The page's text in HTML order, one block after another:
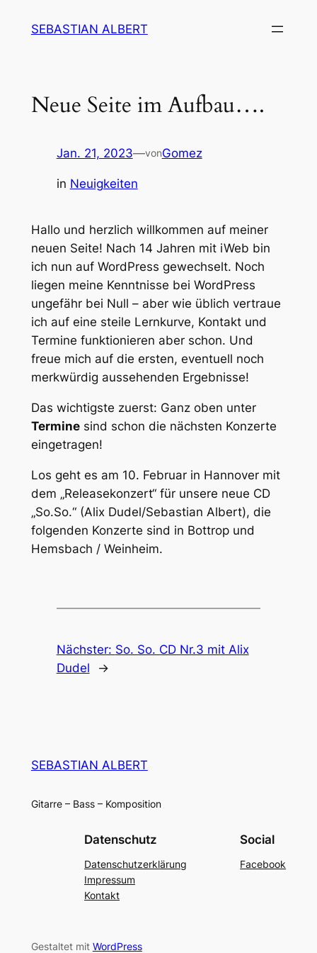
InhaltSEBASTIAN ALBERT
Neue Seite im Aufbau….
Jan. 21, 2023—vonGomez
in Neuigkeiten
Hallo und herzlich willkommen auf meiner
neuen Seite! Nach 14 Jahren mit iWeb bin
ich nun auf WordPress gewechselt. Noch
liegen meine Kenntnisse bei WordPress
ungefähr bei Null – aber wie üblich vertraue
ich auf eine steile Lernkurve, Kontakt und
Termine funktionieren aber schon. Und
freue mich auf die ersten, eventuell noch
merkwürdig aussehenden Ergebnisse!
Das wichtigste zuerst: Ganz oben unter
Terminesind schon die nächsten Konzerte
eingetragen!
Los geht es am 10. Februar in Hannover mit
dem „Releasekonzert“ für unsere neue CD
„So.So.“ (Alix Dudel/Sebastian Albert), die
folgenden Konzerte sind in Bottrop und
Hemsbach / Weinheim.
Nächster: So. So. CD Nr.3 mit Alix
Dudel
→
SEBASTIAN ALBERT
Gitarre – Bass – Komposition
Datenschutz
Datenschutzerklärung
Impressum
Kontakt
Social
Facebook
Gestaltet mit WordPress